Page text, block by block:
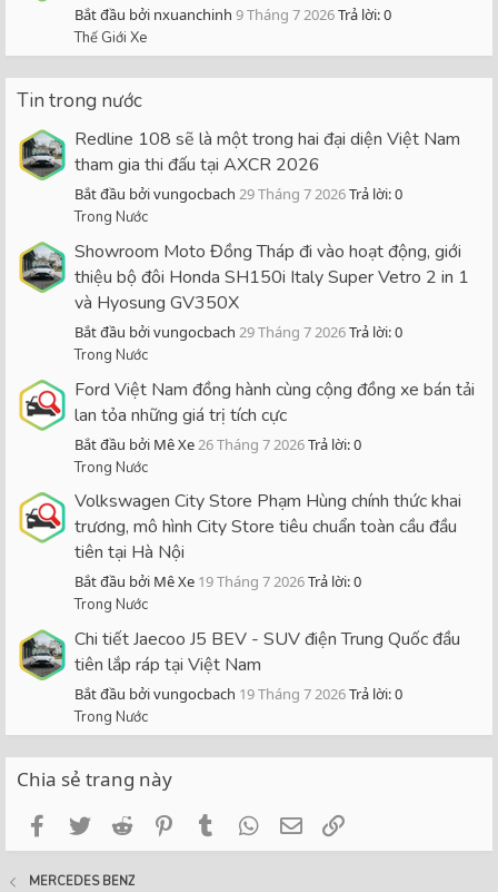
Bắt đầu bởi nxuanchinh 9 Tháng 7 2026Trả lời: 0
Thế Giới Xe
Tin trong nước
Redline 108 sẽ là một trong hai đại diện Việt Nam
tham gia thi đấu tại AXCR 2026
Bắt đầu bởi vungocbach 29 Tháng 7 2026Trả lời: 0
Trong Nước
Showroom Moto Đồng Tháp đi vào hoạt động, giới
thiệu bộ đôi Honda SH150i Italy Super Vetro 2 in 1
và Hyosung GV350X
Bắt đầu bởi vungocbach 29 Tháng 7 2026Trả lời: 0
Trong Nước
Ford Việt Nam đồng hành cùng cộng đồng xe bán tải
lan tỏa những giá trị tích cực
Bắt đầu bởi Mê Xe26 Tháng 7 2026Trả lời: 0
Trong Nước
Volkswagen City Store Phạm Hùng chính thức khai
trương, mô hình City Store tiêu chuẩn toàn cầu đầu
tiên tại Hà Nội
Bắt đầu bởi Mê Xe 19 Tháng 7 2026Trả lời: 0
Trong Nước
Chi tiết Jaecoo J5 BEV - SUV điện Trung Quốc đầu
tiên lắp ráp tại Việt Nam
Bắt đầu bởi vungocbach 19 Tháng 7 2026Trả lời: 0
Trong Nước
Chia sẻ trang này
FacebookTwitterReddit PinterestTumblrWhatsApp
Email
MERCEDES BENZ